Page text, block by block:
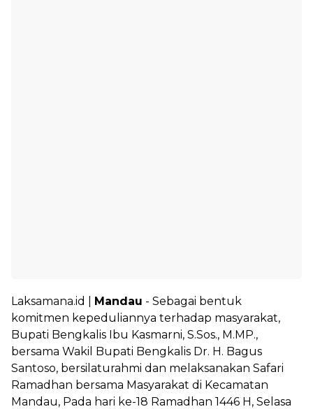
Laksamana.id Mandau - Sebagai bentuk
komitmen kepeduliannya terhadap masyarakat,
Bupati Bengkalis Ibu Kasmarni, S.Sos., M.MP.,
bersama Wakil Bupati Bengkalis Dr. H. Bagus
Santoso, bersilaturahmi dan melaksanakan Safari
Ramadhan bersama Masyarakat di Kecamatan
Mandau, Pada hari ke-18 Ramadhan 1446 H, Selasa